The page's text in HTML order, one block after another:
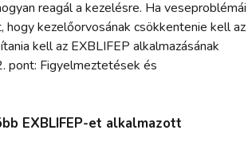
reagál a kezelésre. Ha veseproblémái
hogy kezelőorvosának csökkentenie kell az
kell az EXBLIFEP alkalmazásának
pont: Figyelmeztetések és
EXBLIFEP-et alkalmazott